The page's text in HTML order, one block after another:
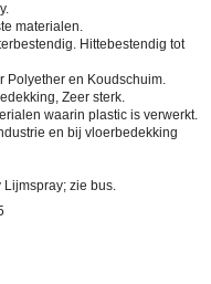
materialen.
Hittebestendig tot
Polyether en Koudschuim.
Zeer sterk.
waarin plastic is verwerkt.
en bij vloerbedekking
zie bus.